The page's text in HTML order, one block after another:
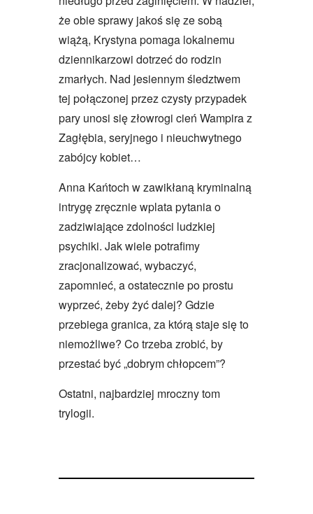
że obie sprawy jakoś się ze sobą
wiążą, Krystyna pomaga lokalnemu
dziennikarzowi dotrzeć do rodzin
zmarłych. Nad jesiennym śledztwem
tej połączonej przez czysty przypadek
pary unosi się złowrogi cień Wampira z
Zagłębia, seryjnego i nieuchwytnego
zabójcy kobiet…
Anna Kańtoch w zawikłaną kryminalną
intrygę zręcznie wplata pytania o
zadziwiające zdolności ludzkiej
psychiki. Jak wiele potrafimy
zracjonalizować, wybaczyć,
zapomnieć, a ostatecznie po prostu
wyprzeć, żeby żyć dalej? Gdzie
przebiega granica, za którą staje się to
niemożliwe? Co trzeba zrobić, by
przestać być „dobrym chłopcem”?
Ostatni, najbardziej mroczny tom
trylogii.